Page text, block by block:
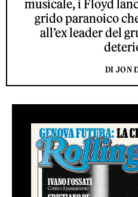
musicale, i Floyd
grido paranoico
all’ex leader del
DI JON